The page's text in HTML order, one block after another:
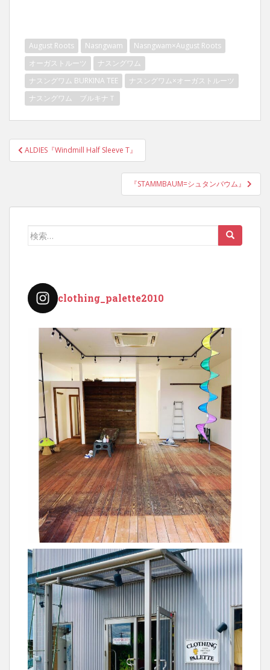
August Roots Nasngwam
Nasngwam×August Roots
オーガストルーツ
ナスングワム
ナスングワム BURKINA TEE
ナスングワム×オーガストルーツ
ナスングワム ブルキナＴ
投
稿
ゲ
ALDIES『Windmill Half Sleeve T』
『STAMMBAUM=シュタンバウム』
検
clothing_palette2010